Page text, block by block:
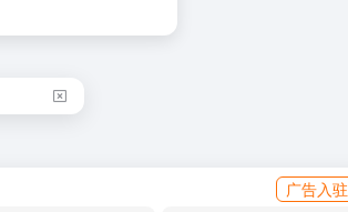
广告入驻